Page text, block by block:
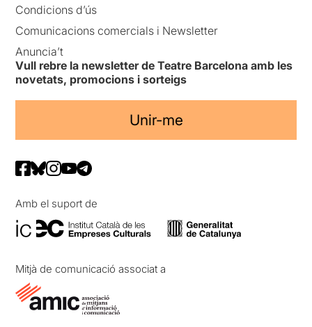
Condicions d’ús
Comunicacions comercials i Newsletter
Anuncia’t
Vull rebre la newsletter de Teatre Barcelona amb les
novetats, promocions i sorteigs
Unir-me
Amb el suport de
Mitjà de comunicació associat a